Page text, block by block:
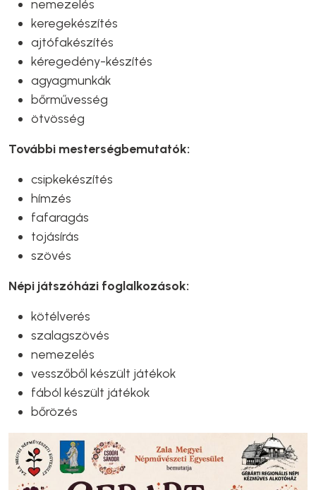
nemezelés
keregekészítés
ajtófakészítés
kéregedény-készítés
agyagmunkák
bőrművesség
ötvösség
További mesterségbemutatók:
csipkekészítés
hímzés
fafaragás
tojásírás
szövés
Népi játszóházi foglalkozások:
kötélverés
szalagszövés
nemezelés
vesszőből készült játékok
fából készült játékok
bőrözés